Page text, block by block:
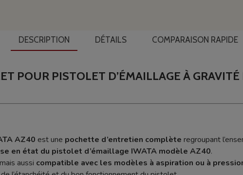
DESCRIPTION DÉTAILS COMPARAISON RAPIDE
POUR PISTOLET D’ÉMAILLAGE À
AZ40 est une pochette d’entretien complète regroupant
en état du pistolet d’émaillage IWATA modèle AZ40.
aussi compatible avec les modèles à aspiration ou à